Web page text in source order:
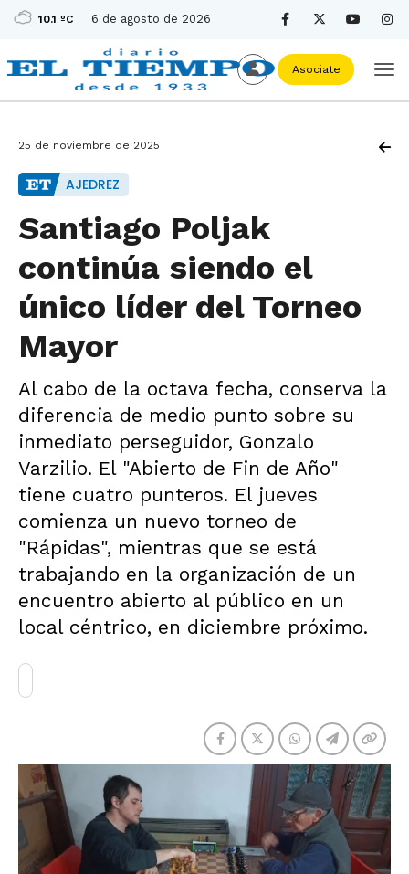
10.1 ºC 6 de agosto de 2026
Asociate
25 de noviembre de 2025
AJEDREZ
Santiago Poljak
continúa siendo el
único líder del Torneo
Mayor
Al cabo de la octava fecha, conserva la
diferencia de medio punto sobre su
inmediato perseguidor, Gonzalo
Varzilio. El "Abierto de Fin de Año"
tiene cuatro punteros. El jueves
comienza un nuevo torneo de
"Rápidas", mientras que se está
trabajando en la organización de un
encuentro abierto al público en un
local céntrico, en diciembre próximo.